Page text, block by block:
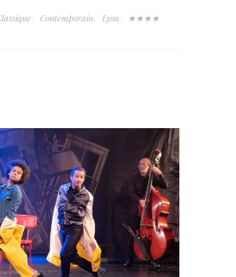
, Contemporain, Lyon,
★★★★